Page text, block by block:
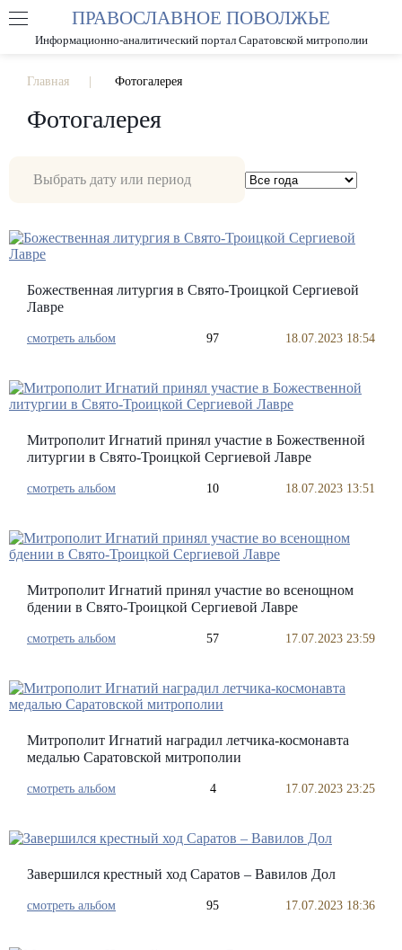
РАЗМЕР ШРИФТА А А
ПРАВОСЛАВНОЕ ПОВОЛЖЬЕ
Информационно-аналитический портал Саратовской митрополии
Главная Фотогалерея
Фотогалерея
Божественная литургия в Свято-Троицкой Сергиевой
Лавре
смотреть альбом 97 18.07.2023 18:54
Митрополит Игнатий принял участие в Божественной
литургии в Свято-Троицкой Сергиевой Лавре
смотреть альбом 10 18.07.2023 13:51
Митрополит Игнатий принял участие во всенощном
бдении в Свято-Троицкой Сергиевой Лавре
смотреть альбом 57 17.07.2023 23:59
Митрополит Игнатий наградил летчика-космонавта
медалью Саратовской митрополии
смотреть альбом 4 17.07.2023 23:25
Завершился крестный ход Саратов – Вавилов Дол
смотреть альбом 95 17.07.2023 18:36